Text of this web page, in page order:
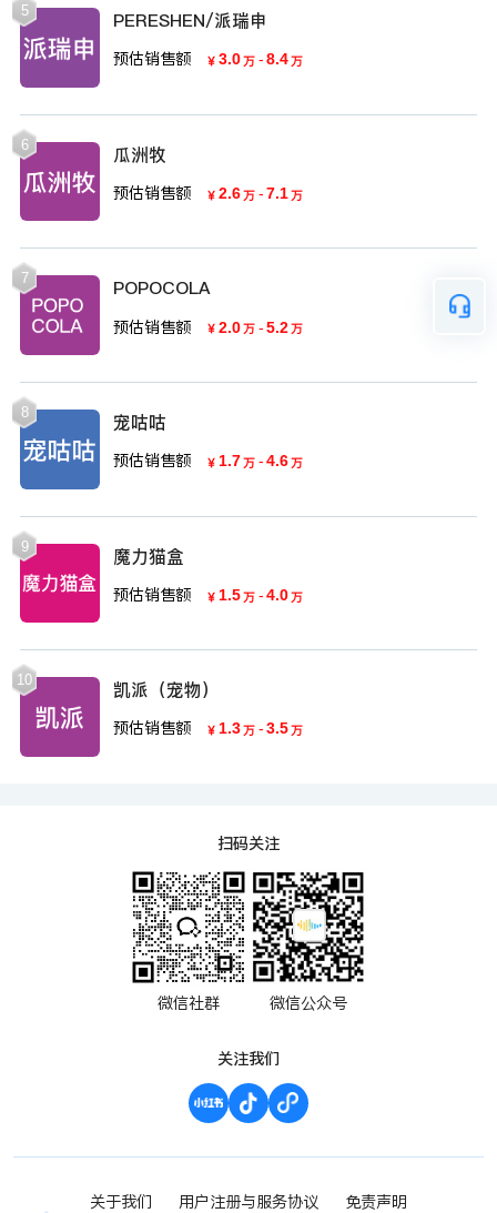
5 PERESHEN/派瑞申
预估销售额 ￥ 3.0万 - 8.4万
6 瓜洲牧
预估销售额 ￥ 2.6万 - 7.1万
7 POPOCOLA
预估销售额 ￥ 2.0万 - 5.2万
8 宠咕咕
预估销售额 ￥ 1.7万 - 4.6万
9 魔力猫盒
预估销售额 ￥ 1.5万 - 4.0万
10 凯派（宠物）
预估销售额 ￥ 1.3万 - 3.5万
扫码关注
微信社群 微信公众号
关注我们
关于我们 用户注册与服务协议 免责声明